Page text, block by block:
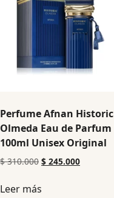
Perfume Afnan Historic
Olmeda Eau de Parfum
100ml Unisex Original
$310.000 $ 245.000
Leer más